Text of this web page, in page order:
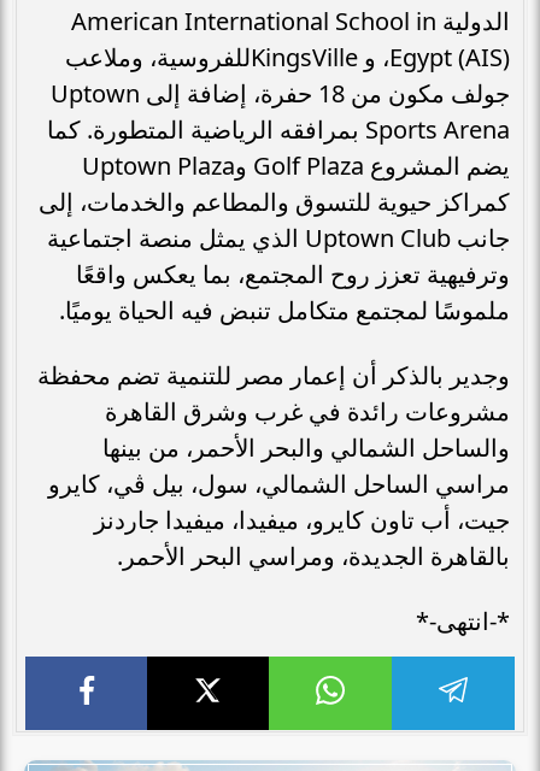
الدولية American International School in
Egypt (AIS)، و KingsVilleللفروسية، وملاعب
جولف مكون من 18 حفرة، إضافة إلى Uptown
Sports Arena بمرافقه الرياضية المتطورة. كما
يضم المشروع Golf Plaza وUptown Plaza
كمراكز حيوية للتسوق والمطاعم والخدمات، إلى
جانب Uptown Club الذي يمثل منصة اجتماعية
وترفيهية تعزز روح المجتمع، بما يعكس واقعًا
ملموسًا لمجتمع متكامل تنبض فيه الحياة يوميًا.
وجدير بالذكر أن إعمار مصر للتنمية تضم محفظة
مشروعات رائدة في غرب وشرق القاهرة
والساحل الشمالي والبحر الأحمر، من بينها
مراسي الساحل الشمالي، سول، بيل ڤي، كايرو
جيت، أب تاون كايرو، ميفيدا، ميفيدا جاردنز
بالقاهرة الجديدة، ومراسي البحر الأحمر.
*-انتهى-*